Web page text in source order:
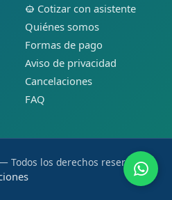
Cotizar con asistente
Quiénes somos
Formas de pago
Aviso de privacidad
Cancelaciones
FAQ
Todos los derechos reservados.